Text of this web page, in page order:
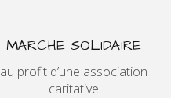
MARCHE SOLIDAIRE
au profit d’une association
caritative